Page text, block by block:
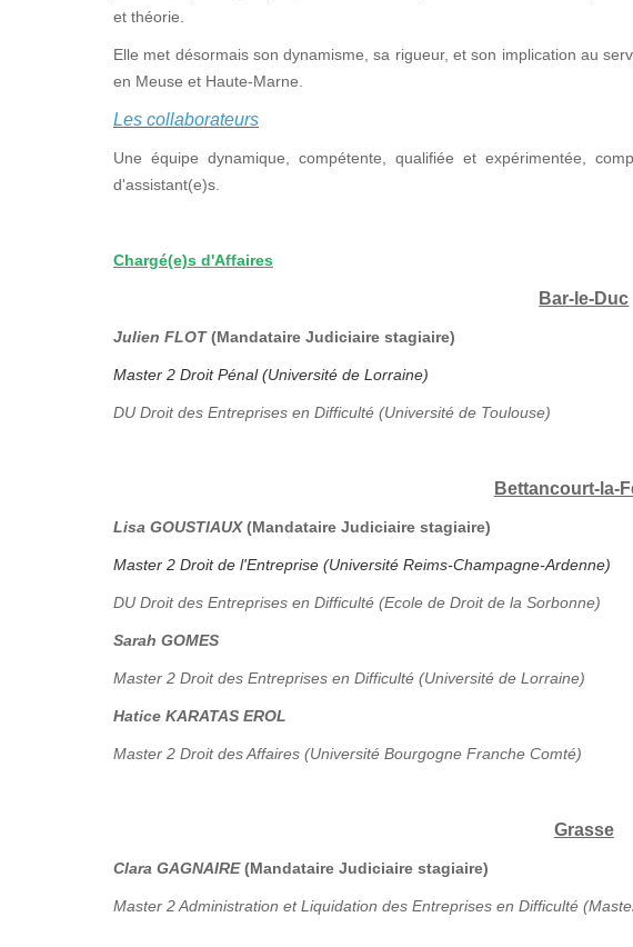
et théorie.
Elle met désormais son dynamisme, sa rigueur, et son implication au
en Meuse et Haute-Marne.
Les collaborateurs
Une équipe dynamique, compétente, qualifiée et expérimentée,
d'assistant(e)s.
Chargé(e)s d'Affaires
Bar-le-Duc
Julien FLOT(Mandataire Judiciaire stagiaire)
Master 2 Droit Pénal (Université de Lorraine)
DU Droit des Entreprises en Difficulté (Université de Toulouse)
Bettancourt-la-
Lisa GOUSTIAUX(Mandataire Judiciaire stagiaire)
Master 2 Droit de l'Entreprise (Université Reims-Champagne-Ardenne)
DU Droit des Entreprises en Difficulté (Ecole de Droit de la Sorbonne)
Sarah GOMES
Master 2 Droit des Entreprises en Difficulté (Université de Lorraine)
Hatice KARATAS EROL
Master 2 Droit des Affaires (Université Bourgogne Franche Comté)
Grasse
Clara GAGNAIRE(Mandataire Judiciaire stagiaire)
Master 2 Administration et Liquidation des Entreprises en Difficulté